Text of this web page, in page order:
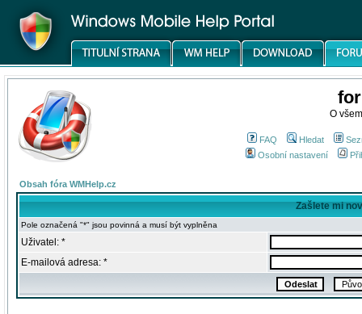
O
FAQ Hledat
Osobní nastavení
Obsah fóra WMHelp.cz
Zašlete mi
Pole označená "*" jsou povinná a musí být vyplněna
Uživatel: *
E-mailová adresa: *